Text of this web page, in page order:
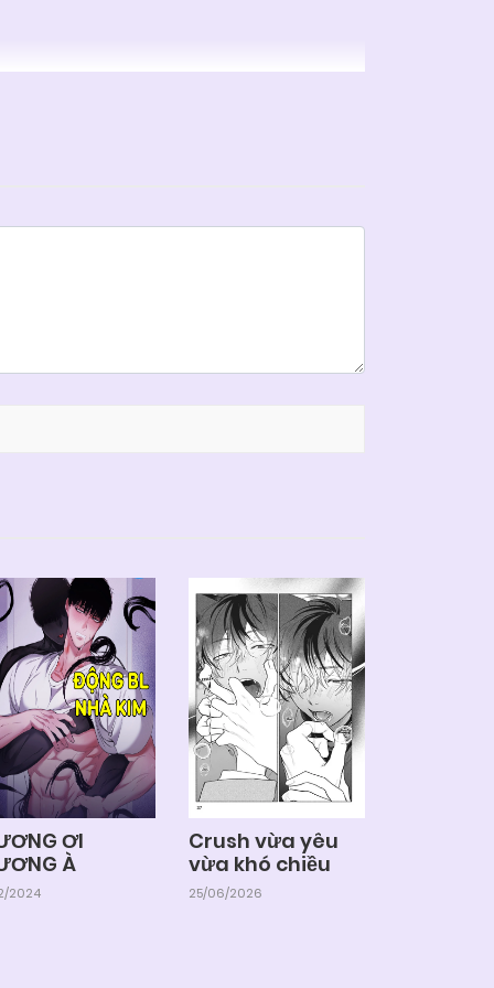
ƠI
À
2024
Crush vừa yêu
vừa khó chiều
25/06/2026